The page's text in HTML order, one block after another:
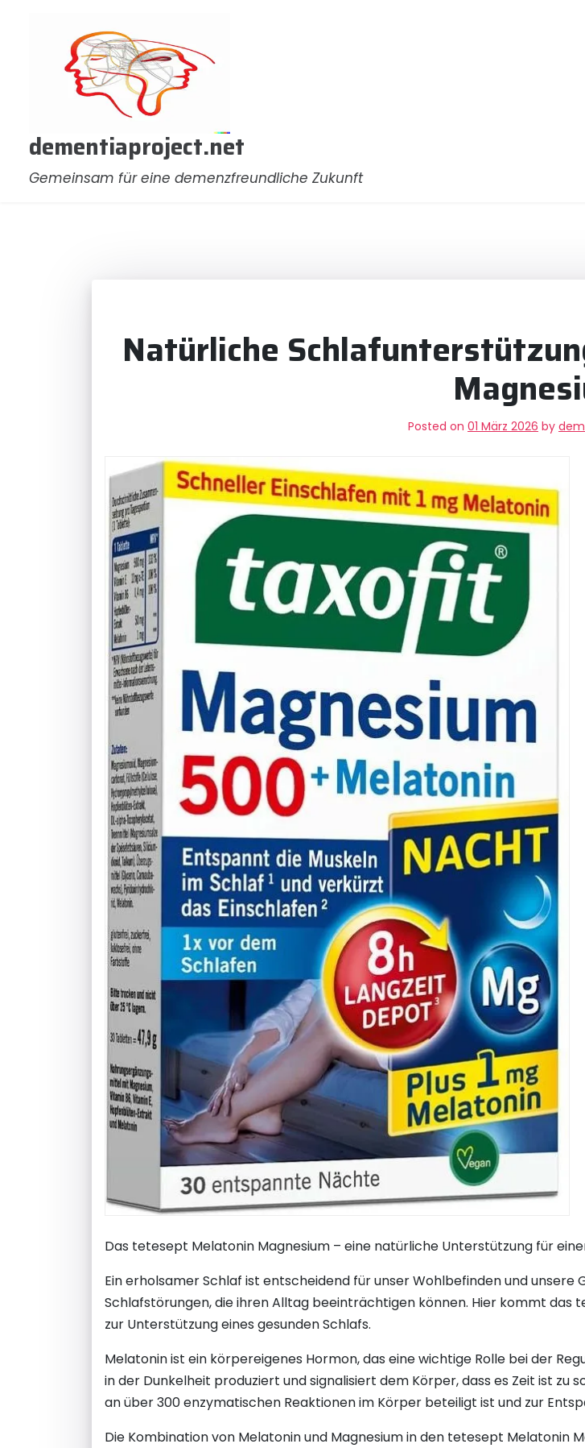
dementiaproject.net
Gemeinsam für eine demenzfreundliche Zukunft
Natürliche
Posted on 01 März 2026 by
Das tetesept Melatonin Magnesium – eine natürliche Unterstützung für
Ein erholsamer Schlaf ist entscheidend für unser Wohlbefinden und unsere
Schlafstörungen, die ihren Alltag beeinträchtigen können. Hier kommt das
zur Unterstützung eines gesunden Schlafs.
Melatonin ist ein körpereigenes Hormon, das eine wichtige Rolle bei der
in der Dunkelheit produziert und signalisiert dem Körper, dass es Zeit ist zu
an über 300 enzymatischen Reaktionen im Körper beteiligt ist und zur
Die Kombination von Melatonin und Magnesium in den tetesept Melatonin